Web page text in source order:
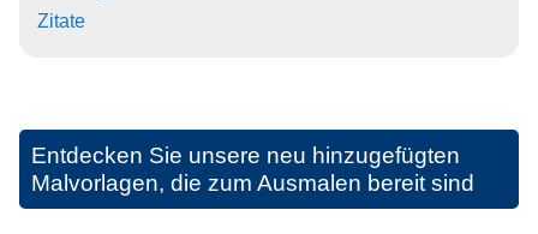
Zitate
Entdecken Sie unsere neu hinzugefügten
Malvorlagen, die zum Ausmalen bereit sind